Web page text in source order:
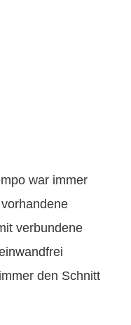
war immer
verbundene
den Schnitt